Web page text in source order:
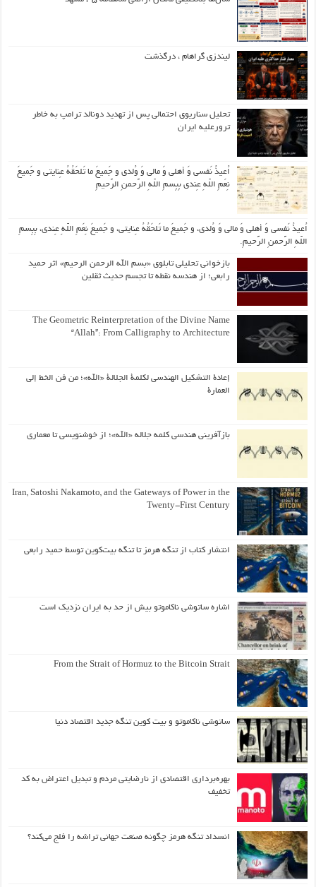
لیندزی گراهام ، درگذشت
تحلیل سناریوی احتمالی پس از تهدید دونالد ترامپ به خاطر
ترورعلیه ایران
اُعیذُ نَفسی وَ أهلی وَ مالی وَ وُلدی و جَمیعَ ما تَلحَقُهُ عِنایتی و جَمیعَ
نِعَمِ اللّهِ عِندی بِبِسمِ اللّهِ الرَّحمنِ الرَّحیمِ
اُعیذُ نَفسی وَ أهلی وَ مالی وَ وُلدی، و جَمیعَ ما تَلحَقُهُ عِنایتی، و جَمیعَ نِعَمِ اللّهِ عِندی، بِبِسمِ
اللّهِ الرَّحمنِ الرَّحیمِ.
بازخوانی تحلیلی تابلوی «بسم الله الرحمن الرحیم» اثر حمید
رابعی؛ از هندسه نقطه تا تجسم حدیث ثقلین
The Geometric Reinterpretation of the Divine Name
“Allah”: From Calligraphy to Architecture
إعادة التشكيل الهندسي لكلمة الجلالة «الله»؛ من فن الخط إلى
العمارة
بازآفرینی هندسی کلمه جلاله «الله»؛ از خوشنویسی تا معماری
Iran, Satoshi Nakamoto, and the Gateways of Power in the
Twenty-First Century
انتشار کتاب از تنگه هرمز تا تنگه بیت‌کوین توسط حمید رابعی
اشاره ساتوشی ناکاموتو بیش از حد به ایران نزدیک است
From the Strait of Hormuz to the Bitcoin Strait
ساتوشی ناکاموتو و بیت کوین تنگه جدید اقتصاد دنیا
بهره‌برداری اقتصادی از نارضایتی مردم و تبدیل اعتراض به کد
تخفیف
انسداد تنگه هرمز چگونه صنعت جهانی تراشه را فلج می‌کند؟